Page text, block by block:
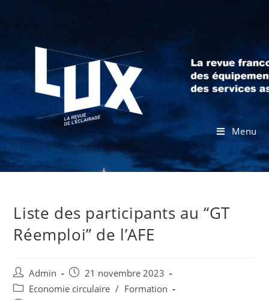
Menu
Liste des participants au “GT
Réemploi” de l’AFE
Admin
21 novembre 2023
Economie circulaire / Formation